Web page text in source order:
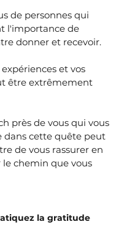
de personnes qui
l'importance de
donner et recevoir.
et vos
être extrêmement
près de vous qui vous
dans cette quête peut
de vous rassurer en
le chemin que vous
la gratitude